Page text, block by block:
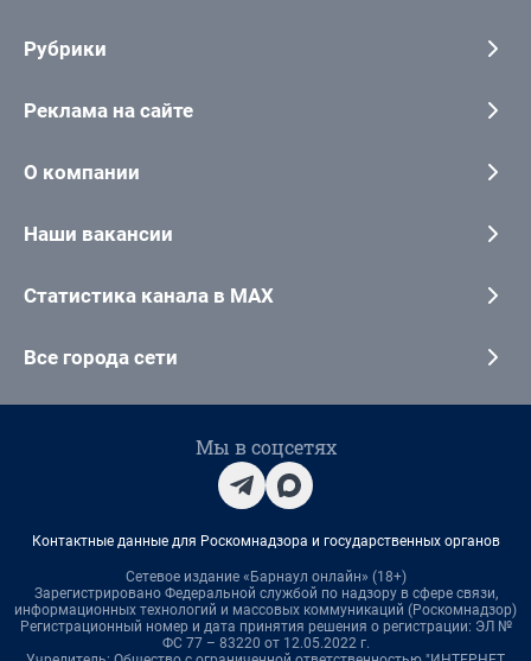
Рубрики
Реклама на сайте
О компании
Наши вакансии
Статистика канала в MAX
Все города сети
Мы в соцсетях
Контактные данные для Роскомнадзора и государственных органов
Сетевое издание «Барнаул онлайн» (18+)
Зарегистрировано Федеральной службой по надзору в сфере связи,
информационных технологий и массовых коммуникаций (Роскомнадзор)
Регистрационный номер и дата принятия решения о регистрации: ЭЛ №
ФС 77 – 83220 от 12.05.2022 г.